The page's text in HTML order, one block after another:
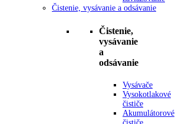
Čistenie, vysávanie a odsávanie
Čistenie,
vysávanie
a
odsávanie
Vysávače
Vysokotlakové
čističe
Akumulátorové